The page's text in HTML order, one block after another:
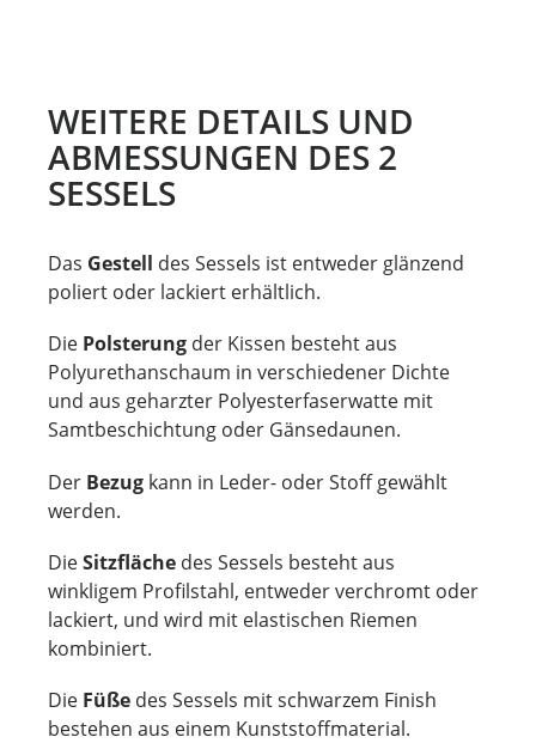
WEITERE DETAILS UND
ABMESSUNGEN DES 2
SESSELS
Das Gestell des Sessels ist entweder glänzend
poliert oder lackiert erhältlich.
Die Polsterung der Kissen besteht aus
Polyurethanschaum in verschiedener Dichte
und aus geharzter Polyesterfaserwatte mit
Samtbeschichtung oder Gänsedaunen.
Der Bezug kann in Leder- oder Stoff gewählt
werden.
DieSitzfläche des Sessels besteht aus
winkligem Profilstahl, entweder verchromt oder
lackiert, und wird mit elastischen Riemen
kombiniert.
Die Füße des Sessels mit schwarzem Finish
bestehen aus einem Kunststoffmaterial.